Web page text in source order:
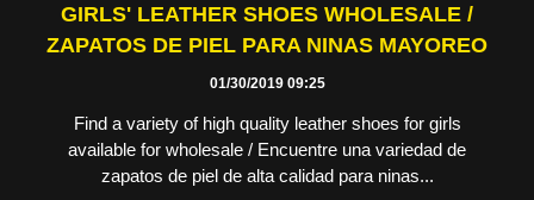
GIRLS' LEATHER SHOES WHOLESALE /
ZAPATOS DE PIEL PARA NINAS MAYOREO
01/30/2019 09:25
Find a variety of high quality leather shoes for girls
available for wholesale / Encuentre una variedad de
zapatos de piel de alta calidad para ninas...